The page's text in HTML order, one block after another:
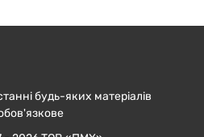
будь-яких матеріалів